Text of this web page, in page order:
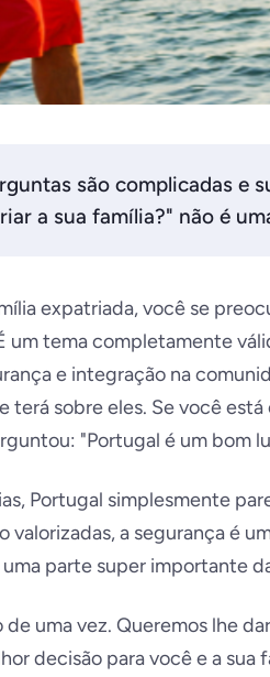
são complicadas e
a sua família?" não é
expatriada, você se
um tema completamente
e integração na
terá sobre eles. Se você
"Portugal é um bom
Portugal simplesmente
valorizadas, a segurança é
uma parte super importante
uma vez. Queremos lhe
decisão para você e a sua